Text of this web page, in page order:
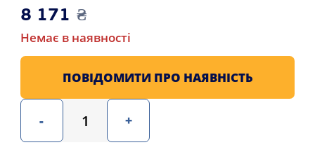
8 171 ₴
Немає в наявності
- +
ПОВІДОМИТИ ПРО НАЯВНІСТЬ